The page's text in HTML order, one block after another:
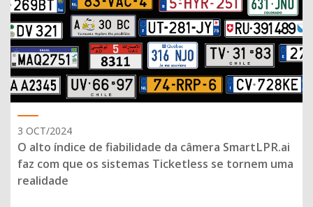
3 OCT/2024
O alto índice de fiabilidade da câmera SmartLPR.ai
faz com que os sistemas Ticketless se tornem uma
realidade